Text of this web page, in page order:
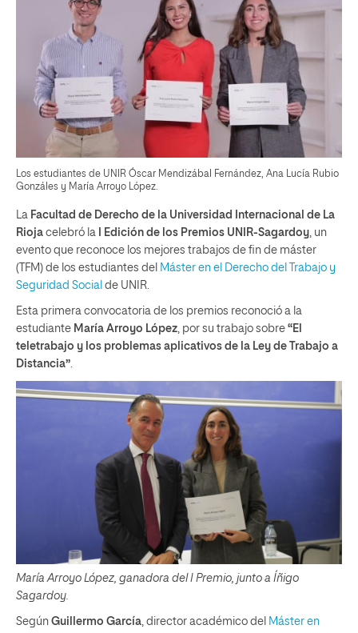
Los estudiantes de UNIR Óscar Mendizábal Fernández, Ana Lucía Rubio
Gonzáles y María Arroyo López.
La Facultad de Derecho de la Universidad Internacional de La
Rioja celebró la I Edición de los Premios UNIR-Sagardoy , un
evento que reconoce los mejores trabajos de fin de máster
(TFM) de los estudiantes del Máster en el Derecho del Trabajo y
Seguridad Social de UNIR.
Esta primera convocatoria de los premios reconoció a la
estudiante María Arroyo López , por su trabajo sobre “El
teletrabajo y los problemas aplicativos de la Ley de Trabajo a
Distancia”
María Arroyo López, ganadora del I Premio, junto a Íñigo
Sagardoy.
Según Guillermo García, director académico del Máster en